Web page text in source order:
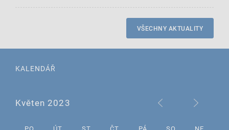
VŠECHNY AKTUALITY
KALENDÁŘ
Květen 2023